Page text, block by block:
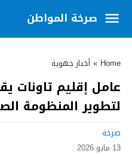
صرخة المواطن
Home
» أخبار جهوية
عامل إقليم تاونات
لتطوير المنظومة
صرخة
13 مايو 2026